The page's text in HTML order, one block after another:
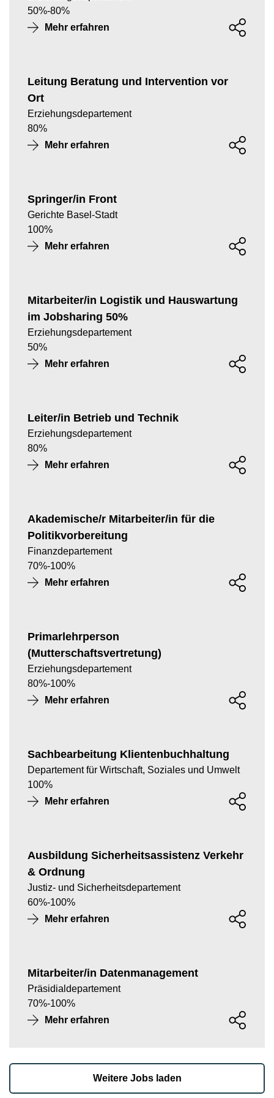
50%-80%
Mehr erfahren
Leitung Beratung und Intervention vor
Ort
Erziehungsdepartement
80%
Mehr erfahren
Springer/in Front
Gerichte Basel-Stadt
100%
Mehr erfahren
Mitarbeiter/in Logistik und Hauswartung
im Jobsharing 50%
Erziehungsdepartement
50%
Mehr erfahren
Leiter/in Betrieb und Technik
Erziehungsdepartement
80%
Mehr erfahren
Akademische/r Mitarbeiter/in für die
Politikvorbereitung
Finanzdepartement
70%-100%
Mehr erfahren
Primarlehrperson
(Mutterschaftsvertretung)
Erziehungsdepartement
80%-100%
Mehr erfahren
Sachbearbeitung Klientenbuchhaltung
Departement für Wirtschaft, Soziales und Umwelt
100%
Mehr erfahren
Ausbildung Sicherheitsassistenz Verkehr
& Ordnung
Justiz- und Sicherheitsdepartement
60%-100%
Mehr erfahren
Mitarbeiter/in Datenmanagement
Präsidialdepartement
70%-100%
Mehr erfahren
Weitere Jobs laden